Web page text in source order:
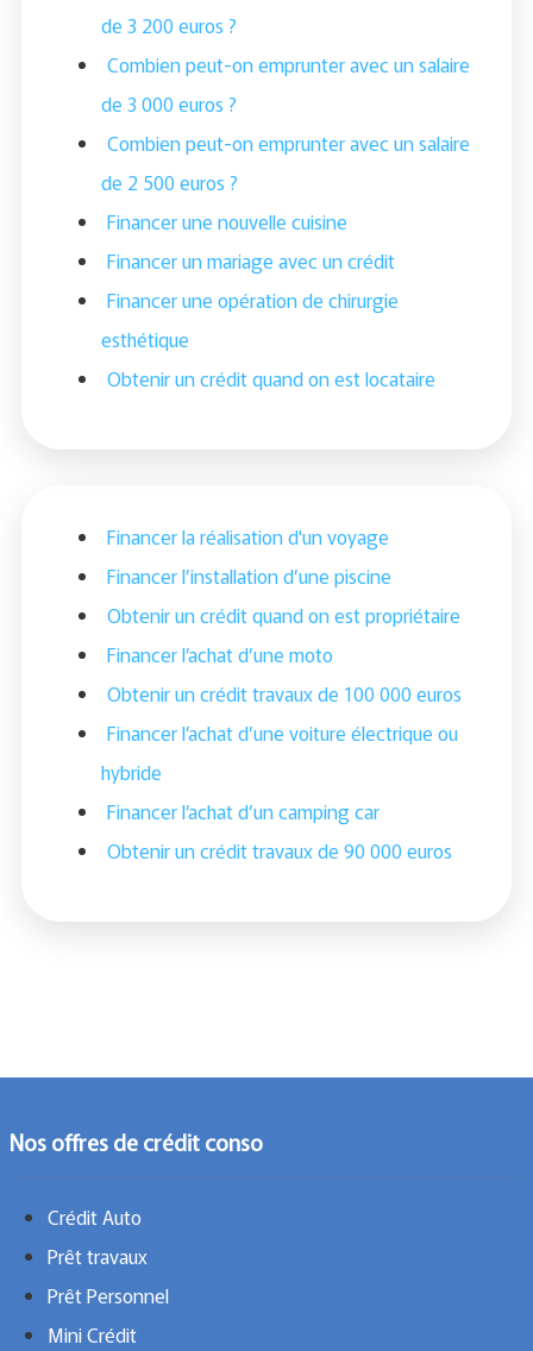
de 3 200 euros ?
Combien peut-on emprunter avec un salaire
de 3 000 euros ?
Combien peut-on emprunter avec un salaire
de 2 500 euros ?
Financer une nouvelle cuisine
Financer un mariage avec un crédit
Financer une opération de chirurgie
esthétique
Obtenir un crédit quand on est locataire
Financer la réalisation d'un voyage
Financer l’installation d’une piscine
Obtenir un crédit quand on est propriétaire
Financer l’achat d’une moto
Obtenir un crédit travaux de 100 000 euros
Financer l’achat d’une voiture électrique ou
hybride
Financer l’achat d’un camping car
Obtenir un crédit travaux de 90 000 euros
Nos offres de crédit conso
Crédit Auto
Prêt travaux
Prêt Personnel
Mini Crédit